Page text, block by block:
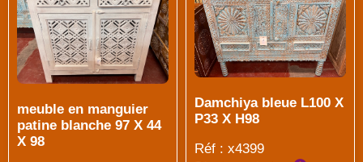
meuble en manguier
patine blanche 97 X 44
X 98
Damchiya bleue L100 X
P33 X H98
Réf : x4399